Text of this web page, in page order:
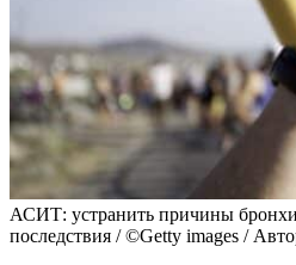
АСИТ: устранить причины
последствия / ©Getty images /